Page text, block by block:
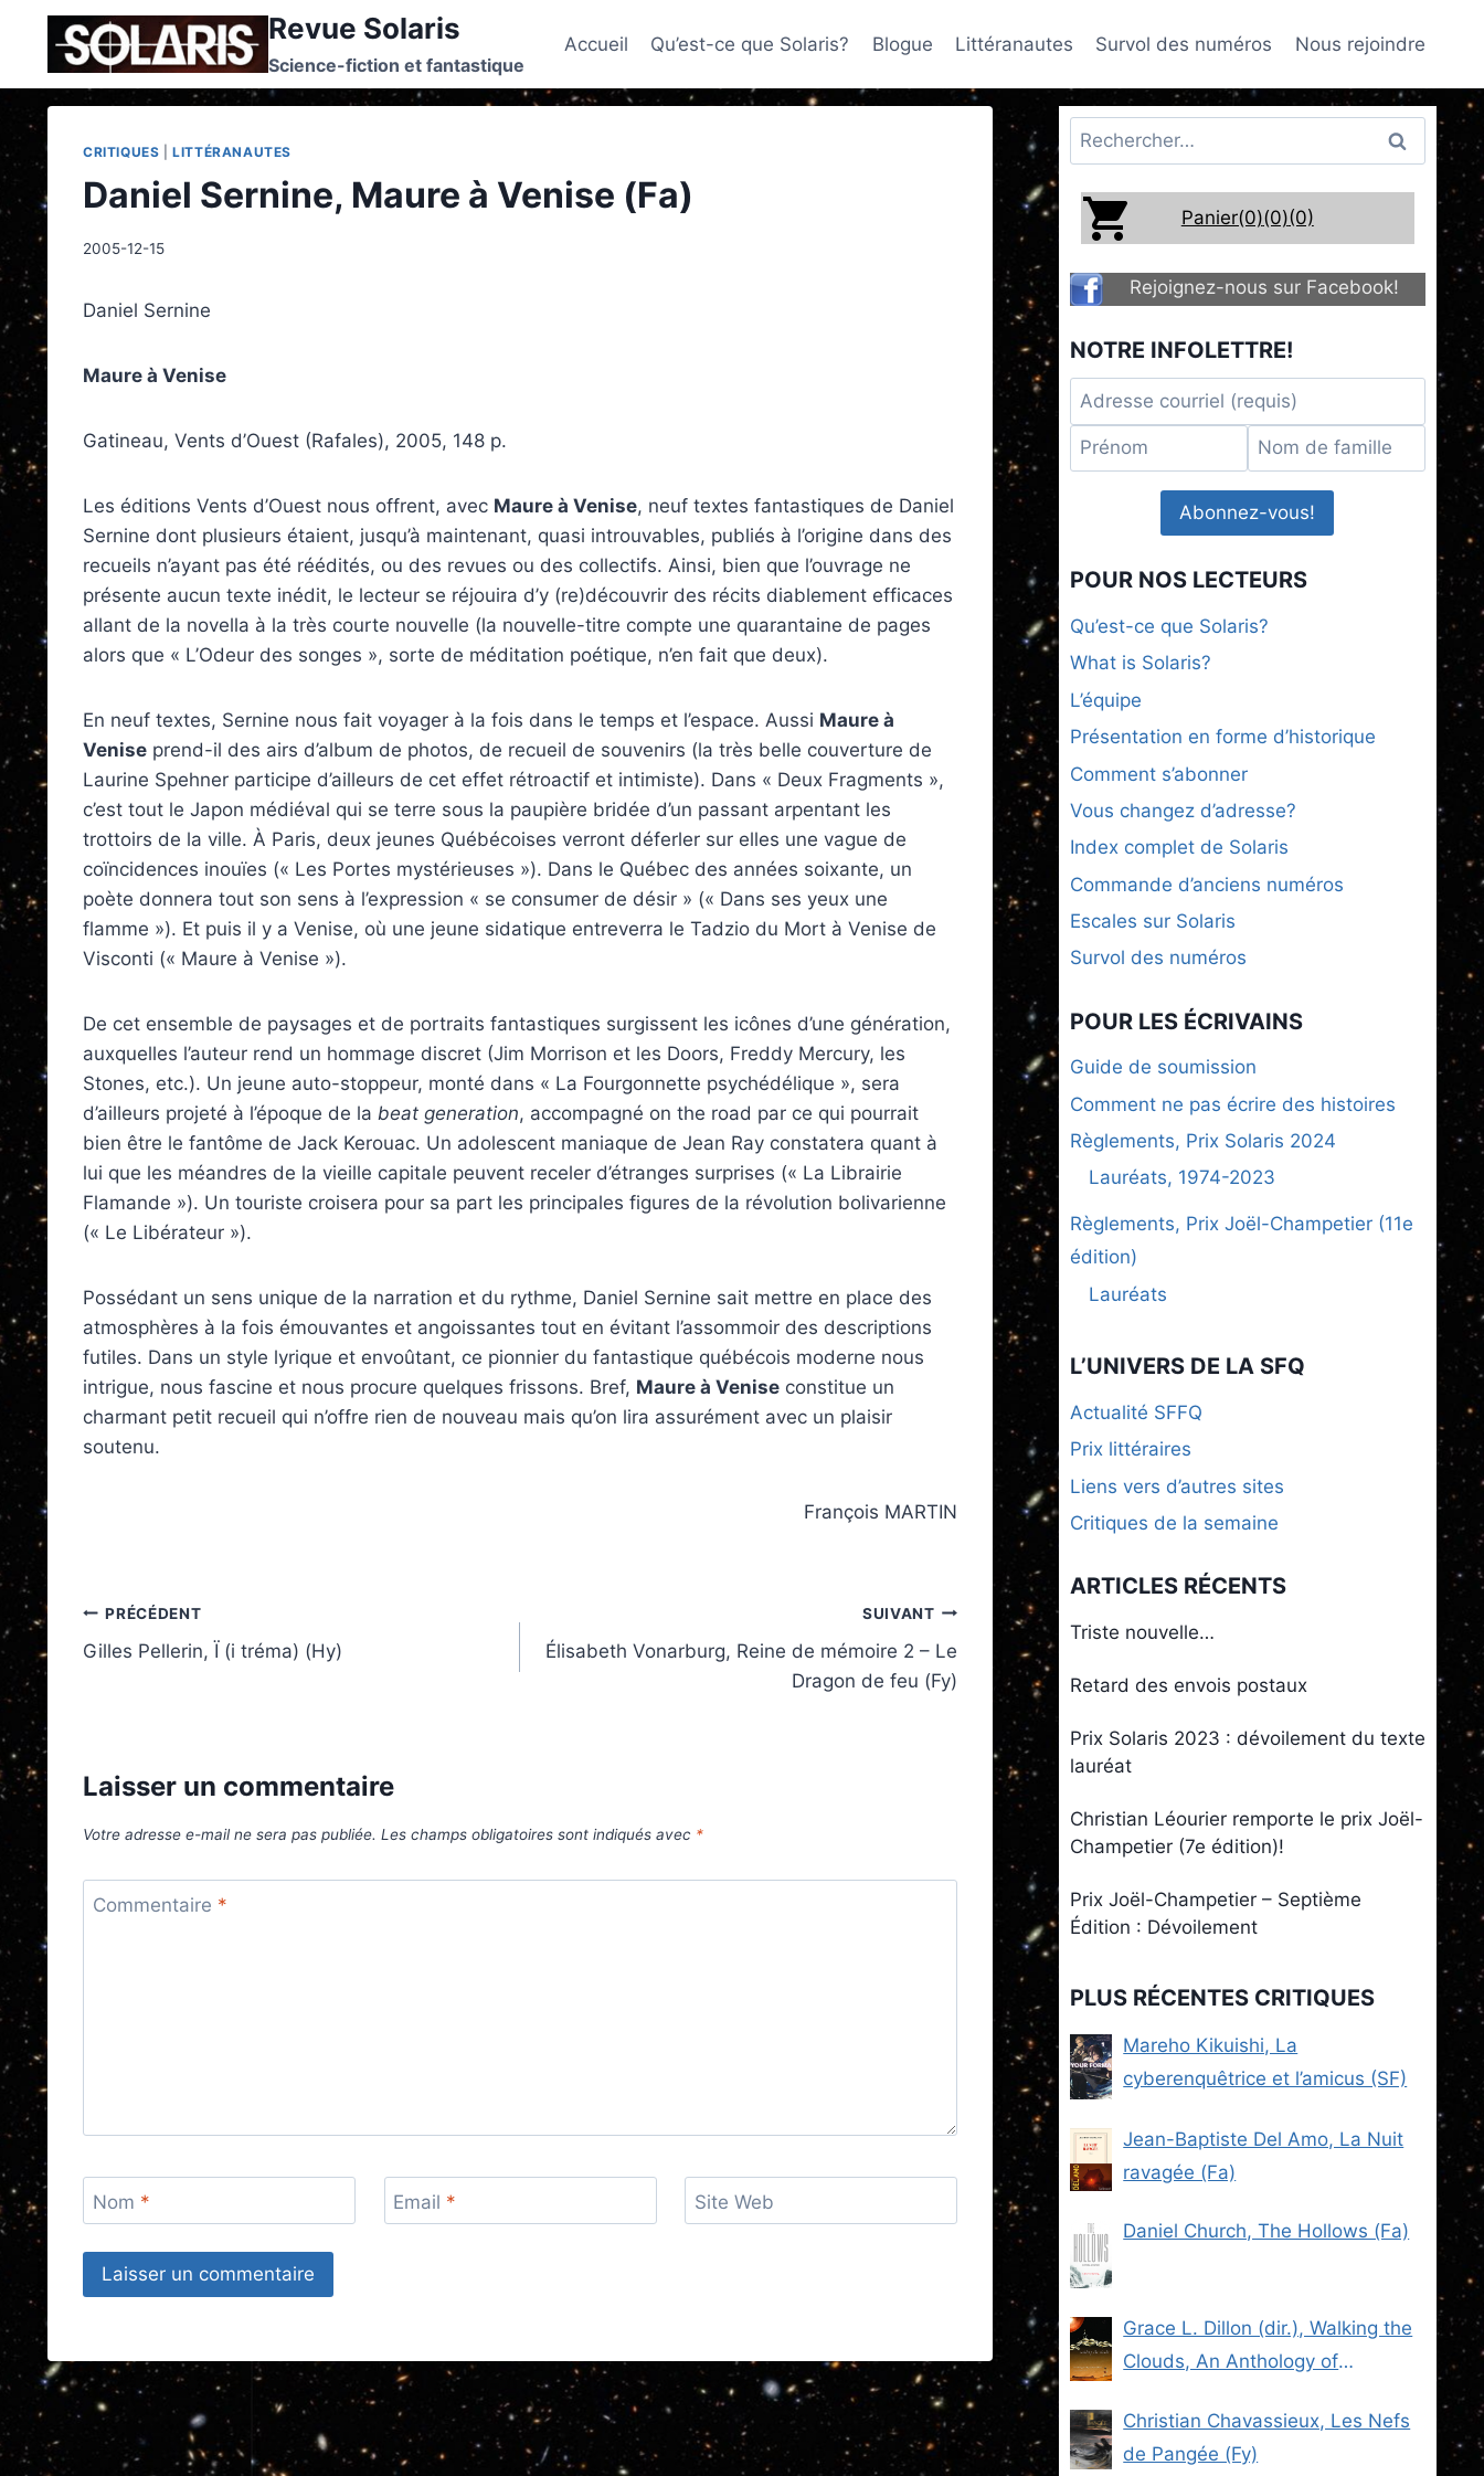
content
Revue Solaris
Science-fiction et fantastique
Accueil Qu’est-ce que Solaris? Blogue Littéranautes Survol des numéros Nous rejoindre
CRITIQUES |LITTÉRANAUTES
Daniel Sernine, Maure à Venise (Fa)
2005-12-15
Daniel Sernine
Maure à Venise
Gatineau, Vents d’Ouest (Rafales), 2005, 148 p.
Les éditions Vents d’Ouest nous offrent, avec Maure à Venise, neuf textes fantastiques de Daniel
Sernine dont plusieurs étaient, jusqu’à maintenant, quasi introuvables, publiés à l’origine dans des
recueils n’ayant pas été réédités, ou des revues ou des collectifs. Ainsi, bien que l’ouvrage ne
présente aucun texte inédit, le lecteur se réjouira d’y (re)découvrir des récits diablement efficaces
allant de la novella à la très courte nouvelle (la nouvelle-titre compte une quarantaine de pages
alors que « L’Odeur des songes », sorte de méditation poétique, n’en fait que deux).
En neuf textes, Sernine nous fait voyager à la fois dans le temps et l’espace. Aussi Maure à
Venise prend-il des airs d’album de photos, de recueil de souvenirs (la très belle couverture de
Laurine Spehner participe d’ailleurs de cet effet rétroactif et intimiste). Dans « Deux Fragments »,
c’est tout le Japon médiéval qui se terre sous la paupière bridée d’un passant arpentant les
trottoirs de la ville. À Paris, deux jeunes Québécoises verront déferler sur elles une vague de
coïncidences inouïes (« Les Portes mystérieuses »). Dans le Québec des années soixante, un
poète donnera tout son sens à l’expression « se consumer de désir » (« Dans ses yeux une
flamme »). Et puis il y a Venise, où une jeune sidatique entreverra le Tadzio du Mort à Venise de
Visconti (« Maure à Venise »).
De cet ensemble de paysages et de portraits fantastiques surgissent les icônes d’une génération,
auxquelles l’auteur rend un hommage discret (Jim Morrison et les Doors, Freddy Mercury, les
Stones, etc.). Un jeune auto-stoppeur, monté dans « La Fourgonnette psychédélique », sera
d’ailleurs projeté à l’époque de la beat generation, accompagné on the road par ce qui pourrait
bien être le fantôme de Jack Kerouac. Un adolescent maniaque de Jean Ray constatera quant à
lui que les méandres de la vieille capitale peuvent receler d’étranges surprises (« La Librairie
Flamande »). Un touriste croisera pour sa part les principales figures de la révolution bolivarienne
(« Le Libérateur »).
Possédant un sens unique de la narration et du rythme, Daniel Sernine sait mettre en place des
atmosphères à la fois émouvantes et angoissantes tout en évitant l’assommoir des descriptions
futiles. Dans un style lyrique et envoûtant, ce pionnier du fantastique québécois moderne nous
intrigue, nous fascine et nous procure quelques frissons. Bref, Maure à Venise constitue un
charmant petit recueil qui n’offre rien de nouveau mais qu’on lira assurément avec un plaisir
soutenu.
François MARTIN
Navigation
de
PRÉCÉDENT
Gilles Pellerin, Ï (i tréma) (Hy)
SUIVANT
Élisabeth Vonarburg, Reine de mémoire 2 – Le
Dragon de feu (Fy)
Laisser un commentaire
Votre adresse e-mail ne sera pas publiée. Les champs obligatoires sont indiqués avec *
Commentaire *
Nom * Email * Site Web
Rechercher :
Panier(0)(0)(0)
Rejoignez-nous sur Facebook!
NOTRE INFOLETTRE!
POUR NOS LECTEURS
Qu’est-ce que Solaris?
What is Solaris?
L’équipe
Présentation en forme d’historique
Comment s’abonner
Vous changez d’adresse?
Index complet de Solaris
Commande d’anciens numéros
Escales sur Solaris
Survol des numéros
POUR LES ÉCRIVAINS
Guide de soumission
Comment ne pas écrire des histoires
Règlements, Prix Solaris 2024
Lauréats, 1974-2023
Règlements, Prix Joël-Champetier (11e
édition)
Lauréats
L’UNIVERS DE LA SFQ
Actualité SFFQ
Prix littéraires
Liens vers d’autres sites
Critiques de la semaine
ARTICLES RÉCENTS
Triste nouvelle…
Retard des envois postaux
Prix Solaris 2023 : dévoilement du texte
lauréat
Christian Léourier remporte le prix Joël-
Champetier (7e édition)!
Prix Joël-Champetier – Septième
Édition : Dévoilement
PLUS RÉCENTES CRITIQUES
Mareho Kikuishi, La
cyberenquêtrice et l’amicus (SF)
Jean-Baptiste Del Amo, La Nuit
ravagée (Fa)
Daniel Church, The Hollows (Fa)
Grace L. Dillon (dir.), Walking the
Clouds, An Anthology of
Christian Chavassieux, Les Nefs
de Pangée (Fy)